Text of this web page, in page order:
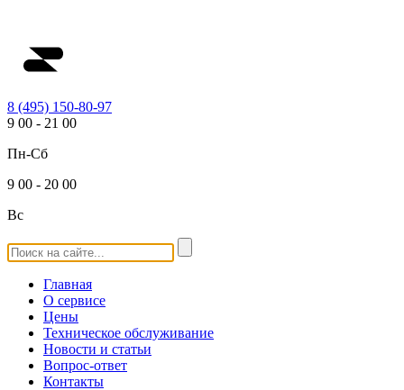
8 (495) 150-80-97
9 00 - 21 00
Пн-Сб
9 00 - 20 00
Вс
Главная
О сервисе
Цены
Техническое обслуживание
Новости и статьи
Вопрос-ответ
Контакты